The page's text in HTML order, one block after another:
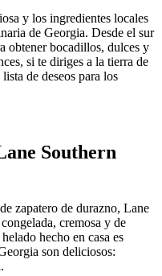
y los ingredientes locales
de Georgia. Desde el sur
obtener bocadillos, dulces y
si te diriges a la tierra de
de deseos para los
Southern
zapatero de durazno, Lane
cremosa y de
hecho en casa es
son deliciosos: